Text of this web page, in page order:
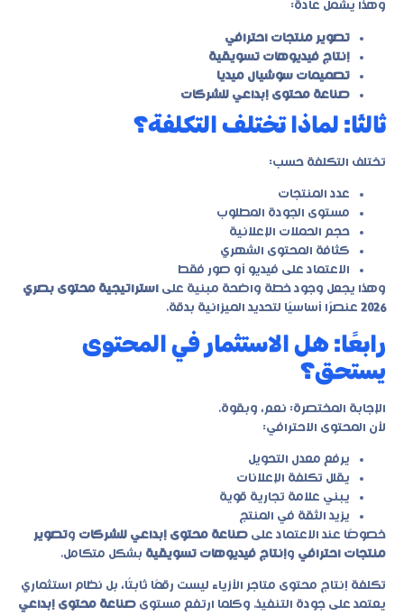
وهذا يشمل عادة:
تصوير منتجات احترافي
إنتاج فيديوهات تسويقية
تصميمات سوشيال ميديا
صناعة محتوى إبداعي للشركات
ثالثًا: لماذا تختلف التكلفة؟
تختلف التكلفة حسب:
عدد المنتجات
مستوى الجودة المطلوب
حجم الحملات الإعلانية
كثافة المحتوى الشهري
الاعتماد على فيديو أو صور فقط
وهذا يجعل وجود خطة واضحة مبنية على استراتيجية محتوى بصري
2026 عنصرًا أساسيًا لتحديد الميزانية بدقة.
رابعًا: هل الاستثمار في المحتوى
يستحق؟
الإجابة المختصرة: نعم، وبقوة.
لأن المحتوى الاحترافي:
يرفع معدل التحويل
يقلل تكلفة الإعلانات
يبني علامة تجارية قوية
يزيد الثقة في المنتج
خصوصًا عند الاعتماد على صناعة محتوى إبداعي للشركات وتصوير
منتجات احترافي وإنتاج فيديوهات تسويقية بشكل متكامل.
تكلفة إنتاج محتوى متاجر الأزياء ليست رقمًا ثابتًا، بل نظام استثماري
يعتمد على جودة التنفيذ. وكلما ارتفع مستوى صناعة محتوى إبداعي